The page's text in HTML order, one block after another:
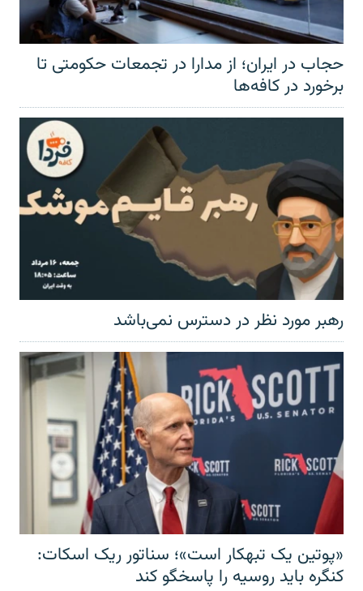
حجاب در ایران؛ از مدارا در تجمعات حکومتی تا
برخورد در کافه‌ها
رهبر مورد نظر در دسترس نمی‌باشد
«پوتین یک تبهکار است»؛ سناتور ریک اسکات:
کنگره باید روسیه را پاسخگو کند